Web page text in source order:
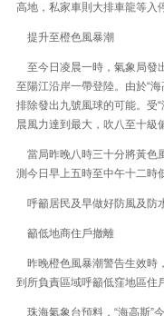
高地，私家車則大排車龍等入
提升至橙色風暴潮
至今日凌晨一時，氣象局發
至陽江沿岸一帶登陸。由於“
排除發出九號風球的可能。受
晨風力達到最大，吹八至十級
當局昨晚八時三十分將黃色
測今日早上五時至中午十二時
呼籲居民及早做好防風及防
籲低地商住戶撤離
昨晚橙色風暴潮警告生效時
到所負責區域呼籲低窪地區住
珠海氣象台預料，“海高斯”